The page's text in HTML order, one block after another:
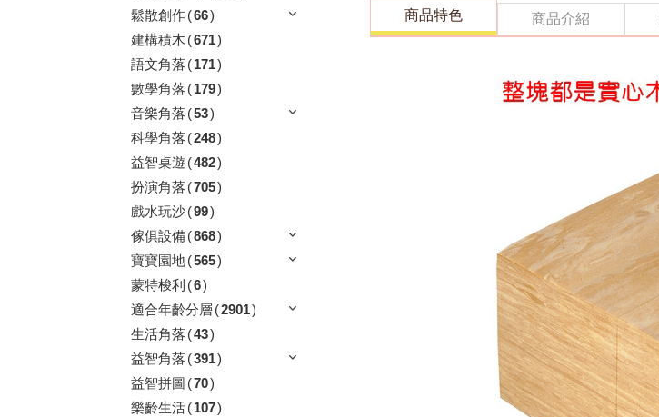
鬆散創作(66)
建構積木 (671)
語文角落 (171)
數學角落 (179)
音樂角落 (53)
科學角落 (248)
益智桌遊 (482)
扮演角落 (705)
戲水玩沙(99)
傢俱設備(868)
寶寶園地(565)
蒙特梭利 (6)
適合年齡分層 (2901)
生活角落 (43)
益智角落 (391)
益智拼圖 (70)
樂齡生活(107)
商品特色 商品介紹